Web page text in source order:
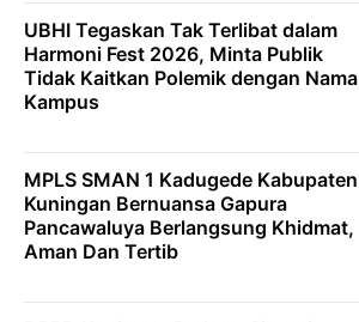
UBHI Tegaskan Tak Terlibat dalam
Harmoni Fest 2026, Minta Publik
Tidak Kaitkan Polemik dengan Nama
Kampus
MPLS SMAN 1 Kadugede Kabupaten
Kuningan Bernuansa Gapura
Pancawaluya Berlangsung Khidmat,
Aman Dan Tertib